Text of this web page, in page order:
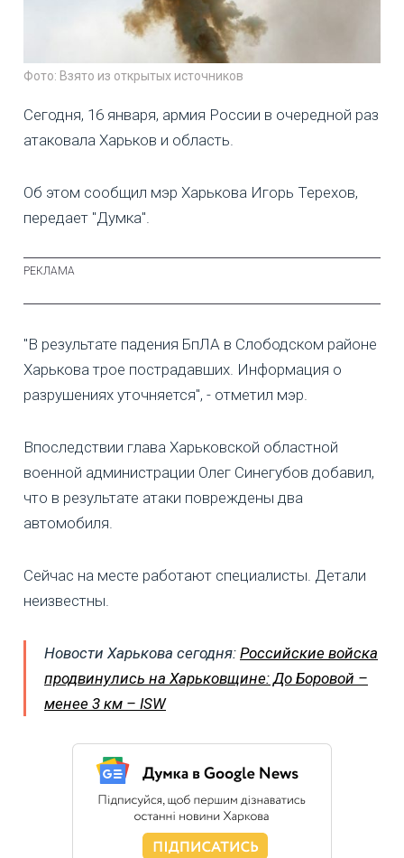
Фото: Взято из открытых источников
Сегодня, 16 января, армия России в очередной раз
атаковала Харьков и область.
Об этом сообщил мэр Харькова Игорь Терехов,
передает "Думка".
"В результате падения БпЛА в Слободском районе
Харькова трое пострадавших. Информация о
разрушениях уточняется", - отметил мэр.
Впоследствии глава Харьковской областной
военной администрации Олег Синегубов добавил,
что в результате атаки повреждены два
автомобиля.
Сейчас на месте работают специалисты. Детали
неизвестны.
Новости Харькова сегодня: Российские войска
продвинулись на Харьковщине: До Боровой –
менее 3 км – ISW